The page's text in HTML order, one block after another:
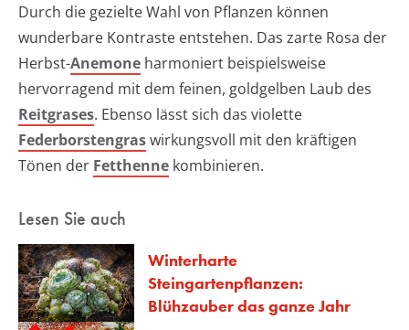
Durch die gezielte Wahl von Pflanzen können
wunderbare Kontraste entstehen. Das zarte Rosa der
Herbst-Anemone harmoniert beispielsweise
hervorragend mit dem feinen, goldgelben Laub des
Reitgrases. Ebenso lässt sich das violette
Federborstengraswirkungsvoll mit den kräftigen
Tönen der Fetthenne kombinieren.
Lesen Sie auch
Winterharte
Steingartenpflanzen:
Blühzauber das ganze Jahr